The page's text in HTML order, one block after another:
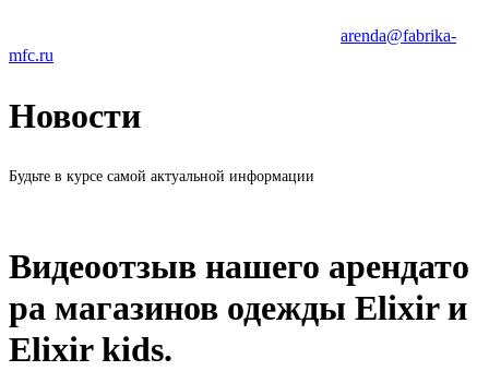
arenda@fabrika-
mfc.ru
Новости
Будьте в курсе самой актуальной информации
Видеоотзыв нашего арендато
ра магазинов одежды Elixir и
Elixir kids.